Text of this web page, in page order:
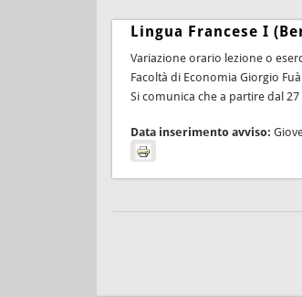
Lingua Francese I
Variazione orario lezione o
Facoltà di Economia Giorgio Fuà
Si comunica che a partire dal
Data inserimento avviso: